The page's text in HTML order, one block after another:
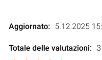
Aggiornato: 5.12.2025
Totale delle valutazioni: 3